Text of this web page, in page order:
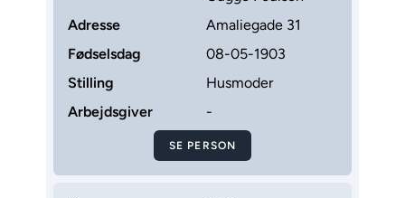
Adresse
Amaliegade 31
Fødselsdag
08-05-1903
Stilling
Husmoder
Arbejdsgiver
-
SE PERSON